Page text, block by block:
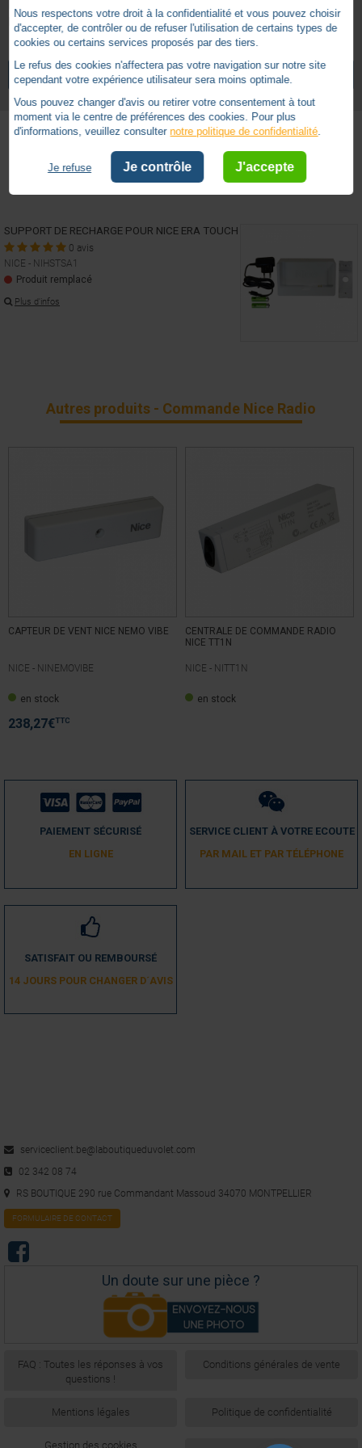
Poids : 250 gr
Technologie
Type
NICE ERA TOUCH
VOIR TOUS LES ARTICLESNICE
Accessoires
SUPPORT DE RECHARGE POUR NICE ERA TOUCH
0 avis
NICE - NIHSTSA1
Produit remplacé
Plus d'infos
Autres produits - Commande Nice Radio
CAPTEUR DE VENT NICE NEMO VIBE
NICE - NINEMOVIBE
en stock
238,27€TTC
CENTRALE DE COMMANDE RADIO
NICE TT1N
NICE - NITT1N
en stock
PAIEMENT SÉCURISÉ
EN LIGNE
SERVICE CLIENT À VOTRE ECOUTE
PAR MAIL ET PAR TÉLÉPHONE
SATISFAIT OU REMBOURSÉ
14 JOURS POUR CHANGER D´AVIS
serviceclient.be@laboutiqueduvolet.com
02 342 08 74
RS BOUTIQUE 290 rue Commandant Massoud 34070 MONTPELLIER
FORMULAIRE DE CONTACT
Un doute sur une pièce ?
FAQ : Toutes les réponses à vos
questions !
Conditions générales de vente
Mentions légales Politique de confidentialité
Gestion des cookies
Nous respectons votre droit à la confidentialité et vous pouvez choisir
d'accepter, de contrôler ou de refuser l'utilisation de certains types de
cookies ou certains services proposés par des tiers.
Le refus des cookies n'affectera pas votre navigation sur notre site
cependant votre expérience utilisateur sera moins optimale.
Vous pouvez changer d'avis ou retirer votre consentement à tout
moment via le centre de préférences des cookies. Pour plus
d'informations, veuillez consulter notre politique de confidentialité.
Je refuse Je contrôle J'accepte